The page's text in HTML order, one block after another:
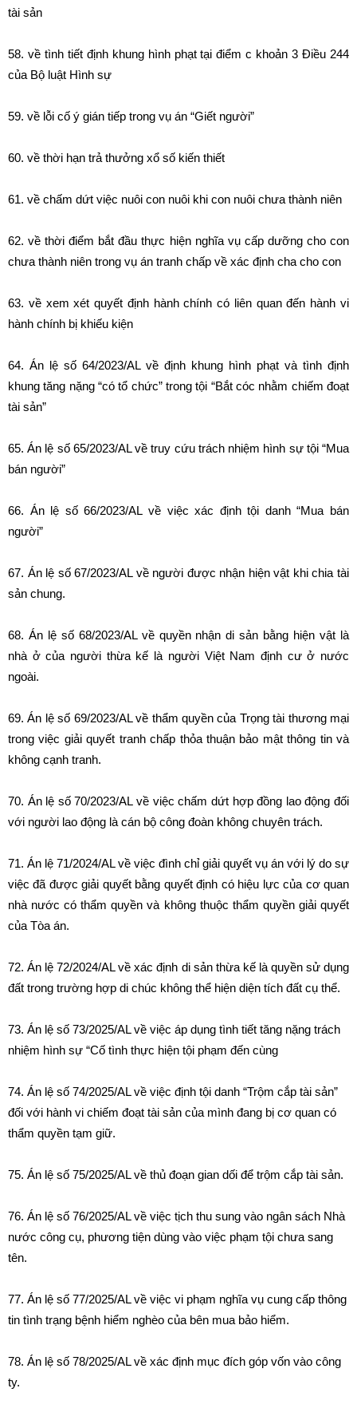
tài sản
58. về tình tiết định khung hình phạt tại điểm c khoản 3 Điều 244
của Bộ luật Hình sự
59. về lỗi cố ý gián tiếp trong vụ án “Giết người”
60. về thời hạn trả thưởng xổ số kiến thiết
61. về chấm dứt việc nuôi con nuôi khi con nuôi chưa thành niên
62. về thời điểm bắt đầu thực hiện nghĩa vụ cấp dưỡng cho con
chưa thành niên trong vụ án tranh chấp về xác định cha cho con
63. về xem xét quyết định hành chính có liên quan đến hành vi
hành chính bị khiếu kiện
64. Án lệ số 64/2023/AL về định khung hình phạt và tình định
khung tăng nặng “có tổ chức” trong tội “Bắt cóc nhằm chiếm đoạt
tài sản”
65. Án lệ số 65/2023/AL về truy cứu trách nhiệm hình sự tội “Mua
bán người”
66. Án lệ số 66/2023/AL về việc xác định tội danh “Mua bán
người”
67. Án lệ số 67/2023/AL về người được nhận hiện vật khi chia tài
sản chung.
68. Án lệ số 68/2023/AL về quyền nhận di sản bằng hiện vật là
nhà ở của người thừa kế là người Việt Nam định cư ở nước
ngoài.
69. Án lệ số 69/2023/AL về thẩm quyền của Trọng tài thương mại
trong việc giải quyết tranh chấp thỏa thuận bảo mật thông tin và
không cạnh tranh.
70. Án lệ số 70/2023/AL về việc chấm dứt hợp đồng lao động đối
với người lao động là cán bộ công đoàn không chuyên trách.
71. Án lệ 71/2024/AL về việc đình chỉ giải quyết vụ án với lý do sự
việc đã được giải quyết bằng quyết định có hiệu lực của cơ quan
nhà nước có thẩm quyền và không thuộc thẩm quyền giải quyết
của Tòa án.
72. Án lệ 72/2024/AL về xác định di sản thừa kế là quyền sử dụng
đất trong trường hợp di chúc không thể hiện diện tích đất cụ thể.
73. Án lệ số 73/2025/AL về việc áp dụng tình tiết tăng nặng trách
nhiệm hình sự “Cố tình thực hiện tội phạm đến cùng
74. Án lệ số 74/2025/AL về việc định tội danh “Trộm cắp tài sản”
đối với hành vi chiếm đoạt tài sản của mình đang bị cơ quan có
thẩm quyền tạm giữ.
75. Án lệ số 75/2025/AL về thủ đoạn gian dối để trộm cắp tài sản.
76. Án lệ số 76/2025/AL về việc tịch thu sung vào ngân sách Nhà
nước công cụ, phương tiện dùng vào việc phạm tội chưa sang
tên.
77. Án lệ số 77/2025/AL về việc vi phạm nghĩa vụ cung cấp thông
tin tình trạng bệnh hiểm nghèo của bên mua bảo hiểm.
78. Án lệ số 78/2025/AL về xác định mục đích góp vốn vào công
ty.